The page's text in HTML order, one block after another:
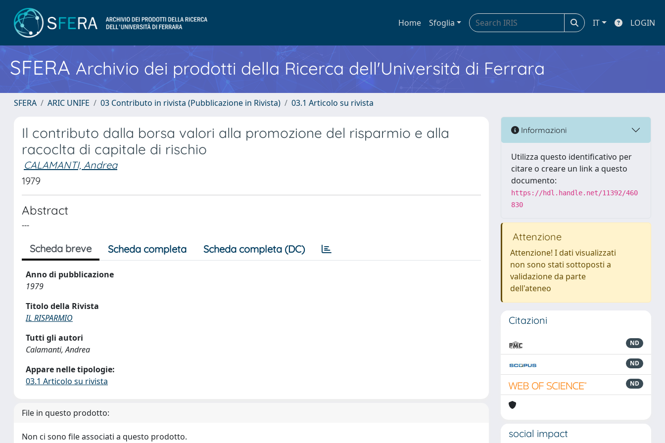
Home Sfoglia IT LOGIN
SFERA Archivio dei prodotti della Ricerca dell'Università di Ferrara
SFERA ARIC UNIFE 03 Contributo in rivista (Pubblicazione in Rivista) 03.1 Articolo su rivista
Il contributo dalla borsa valori alla promozione del risparmio e alla
racoclta di capitale di rischio
CALAMANTI, Andrea
1979
Abstract
---
Scheda breve Scheda completa Scheda completa (DC)
Anno di pubblicazione
1979
Titolo della Rivista
IL RISPARMIO
Tutti gli autori
Calamanti, Andrea
Appare nelle tipologie:
03.1 Articolo su rivista
File in questo prodotto:
Non ci sono file associati a questo prodotto.
Informazioni
Utilizza questo identificativo per
citare o creare un link a questo
documento:
https://hdl.handle.net/11392/460
830
Attenzione
Attenzione! I dati visualizzati
non sono stati sottoposti a
validazione da parte
dell'ateneo
Citazioni
ND
ND
ND
social impact